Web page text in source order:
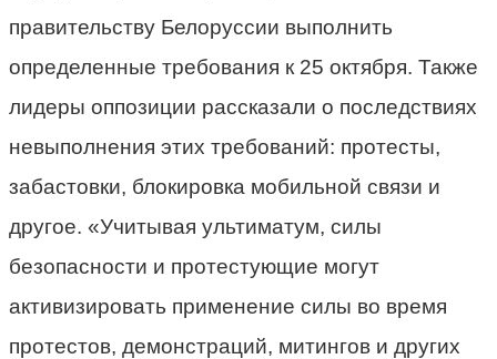
правительству Белоруссии выполнить
определенные требования к 25 октября. Также
лидеры оппозиции рассказали о последствиях
невыполнения этих требований: протесты,
забастовки, блокировка мобильной связи и
другое. «Учитывая ультиматум, силы
безопасности и протестующие могут
активизировать применение силы во время
протестов, демонстраций, митингов и других